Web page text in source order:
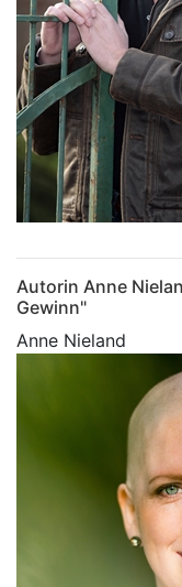
Autorin Anne
Gewinn"
Anne Nieland